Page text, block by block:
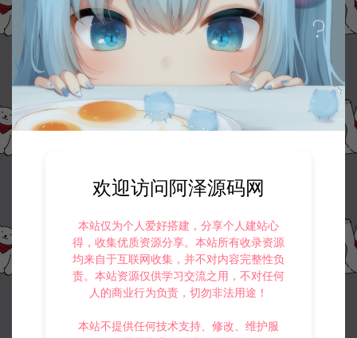
欢迎访问阿泽源码网
本站仅为个人爱好搭建，分享个人建站心
得，收集优质资源分享。本站所有收录资源
均来自于互联网收集，并不对内容完整性负
责。本站资源仅供学习交流之用，不对任何
人的商业行为负责，切勿非法用途！
本站不提供任何技术支持、修改、维护服